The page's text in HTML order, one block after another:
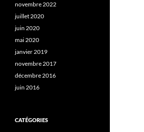
novembre 2022
juillet 2020
juin 2020
mai 2020
janvier 2019
novembre 2017
décembre 2016
juin 2016
CATÉGORIES